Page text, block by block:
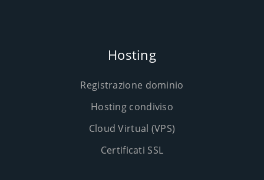
Hosting
Registrazione dominio
Hosting condiviso
Cloud Virtual (VPS)
Certificati SSL